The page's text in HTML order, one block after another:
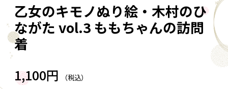
乙女のキモノぬり絵・木村のひ
ながた vol.3 ももちゃんの訪問
着
1,100円 （税込）